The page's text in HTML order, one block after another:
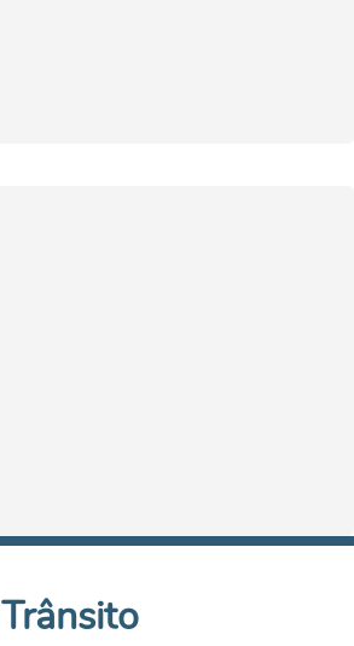
Trânsito